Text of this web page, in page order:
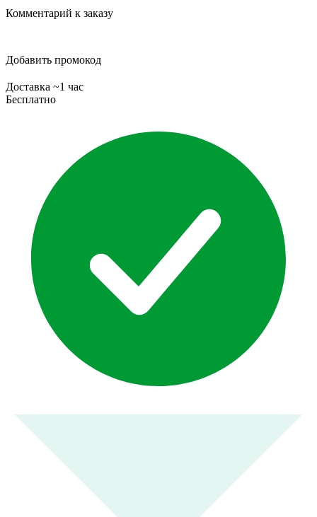
Комментарий к заказу
Добавить промокод
Доставка ~1 час
Бесплатно